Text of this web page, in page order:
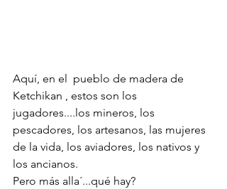
Aquí, en el  pueblo de madera de
Ketchikan , estos son los
jugadores....los mineros, los
pescadores, los artesanos, las mujeres
de la vida, los aviadores, los nativos y
los ancianos.
Pero más alla´...qué hay?